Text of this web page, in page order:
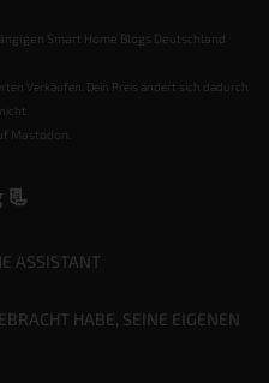
Smart Home Blogs Deutschland
Verkäufen. Dein Preis ändert sich dadurch
Mastodon
ASSISTANT
HABE, SEINE EIGENEN